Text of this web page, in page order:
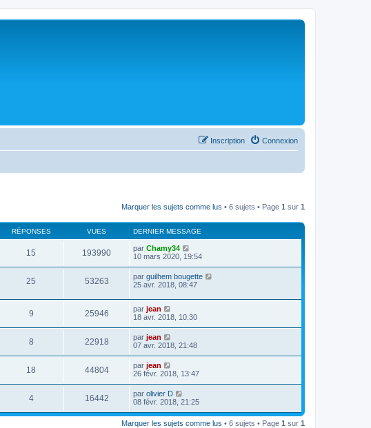
Connexion
Inscription
Marquer les sujets comme lus • 6 sujets • Page 1 sur 1
RÉPONSES VUES DERNIER MESSAGE
15 193990 par Chamy34
10 mars 2020, 19:54
25 53263 par guilhem bougette
25 avr. 2018, 08:47
9 25946 par jean
18 avr. 2018, 10:30
8 22918 par jean
07 avr. 2018, 21:48
18 44804 par jean
26 févr. 2018, 13:47
4 16442 par olivier D
08 févr. 2018, 21:25
Marquer les sujets comme lus • 6 sujets • Page 1 sur 1